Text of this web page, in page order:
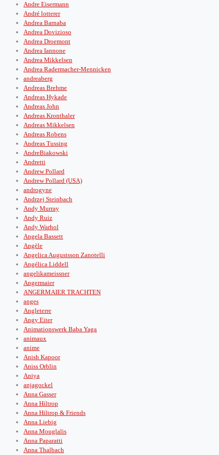
Andre Eisermann
André lotterer
Andrea Barnaba
Andrea Dovizioso
Andrea Droemont
Andrea Iannone
Andrea Mikkelsen
Andrea Radermacher-Mennicken
andreaberg
Andreas Brehme
Andreas Hykade
Andreas John
Andreas Kronthaler
Andreas Mikkelsen
Andreas Robens
Andreas Tussing
AndreBiakowski
Andretti
Andrew Pollard
Andrew Pollard (USA)
androgyne
Andrzej Steinbach
Andy Murray
Andy Ruiz
Andy Warhol
Angela Bassett
Angèle
Angelica Augustsson Zanotelli
Angélica Liddell
angelikameissner
Angermaier
ANGERMAIER TRACHTEN
anges
Angleterre
Angy Eiter
Animationswerk Baba Yaga
animaux
anime
Anish Kapoor
Aniss Orblin
Aniya
anjagockel
Anna Gasser
Anna Hiltrop
Anna Hiltrop & Friends
Anna Liebig
Anna Mouglalis
Anna Paparatti
Anna Thalbach